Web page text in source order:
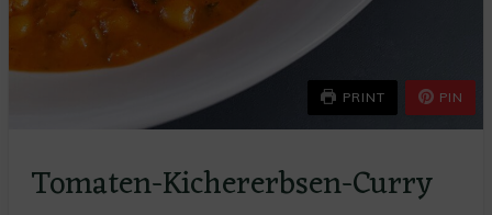
PRINT PIN
Tomaten-Kichererbsen-Curry